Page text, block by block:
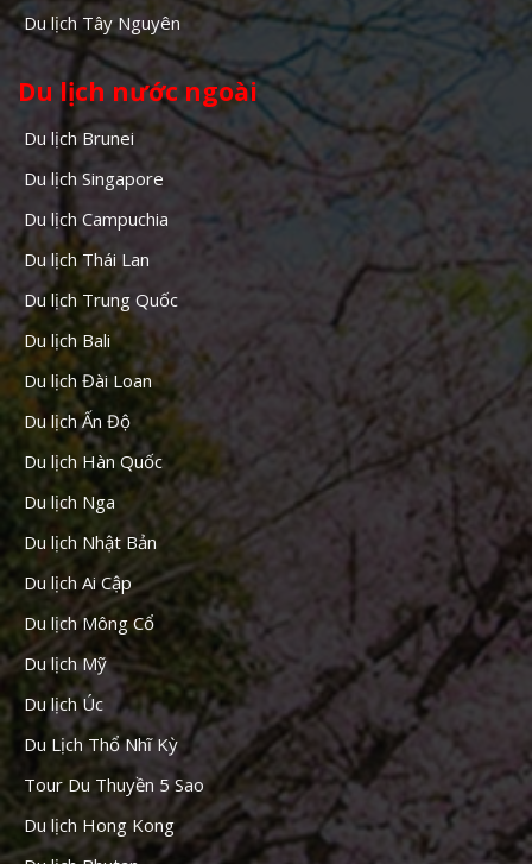
Du lịch Tây Nguyên
Du lịch nước ngoài
Du lịch Brunei
Du lịch Singapore
Du lịch Campuchia
Du lịch Thái Lan
Du lịch Trung Quốc
Du lịch Bali
Du lịch Đài Loan
Du lịch Ấn Độ
Du lịch Hàn Quốc
Du lịch Nga
Du lịch Nhật Bản
Du lịch Ai Cập
Du lịch Mông Cổ
Du lịch Mỹ
Du lịch Úc
Du Lịch Thổ Nhĩ Kỳ
Tour Du Thuyền 5 Sao
Du lịch Hong Kong